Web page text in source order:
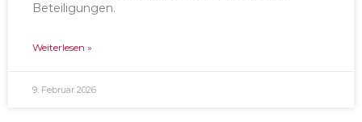
Beteiligungen.
Weiterlesen »
9. Februar 2026